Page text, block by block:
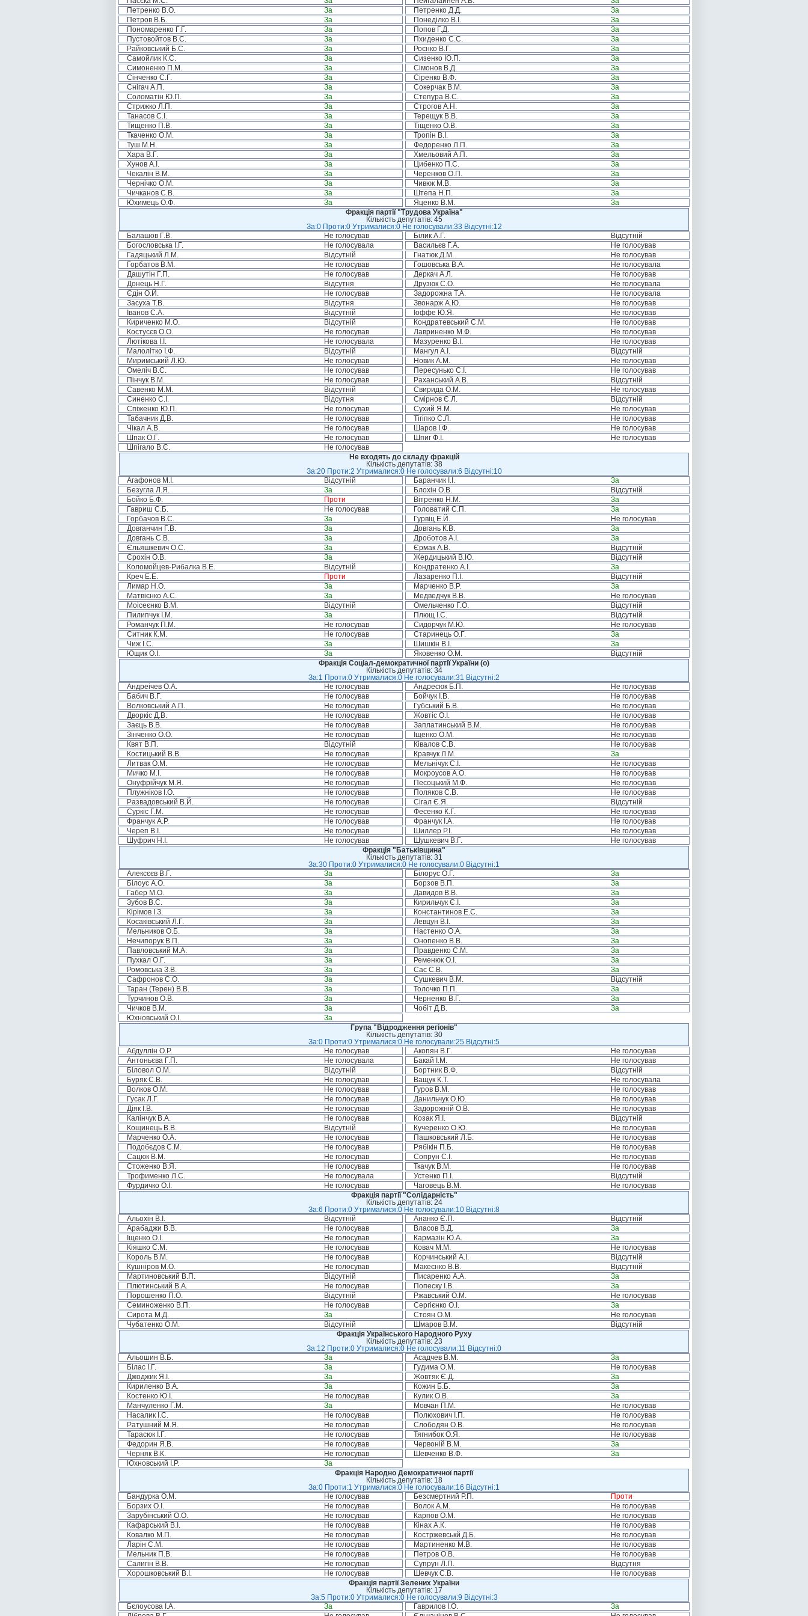
Петренко В.О.
За Петренко Д.Д.
За
Петров В.Б.
За Понеділко В.І.
За
Пономаренко Г.Г.
За Попов Г.Д.
За
Пустовойтов В.С.
За Пхиденко С.С.
За
Райковський Б.С.
За Роєнко В.Г.
За
Самойлик К.С.
За Сизенко Ю.П.
За
Симоненко П.М.
За Сімонов В.Д.
За
Сінченко С.Г.
За Сіренко В.Ф.
За
Снігач А.П.
За Сокерчак В.М.
За
Соломатін Ю.П.
За Степура В.С.
За
Стрижко Л.П.
За Строгов А.Н.
За
Танасов С.І.
За Терещук В.В.
За
Тищенко П.В.
За Тіщенко О.В.
За
Ткаченко О.М.
За Тропін В.І.
За
Туш М.Н.
За Федоренко Л.П.
За
Хара В.Г.
За Хмельовий А.П.
За
Хунов А.І.
За Цибенко П.С.
За
Чекалін В.М.
За Черенков О.П.
За
Чернічко О.М.
За Чивюк М.В.
За
Чичканов С.В.
За Штепа Н.П.
За
Юхимець О.Ф.
За Яценко В.М.
За
Фракція партії "Трудова Україна"
Кількість депутатів: 45
За:0 Проти:0 Утрималися:0 Не голосували:33 Відсутні:12
Балашов Г.В.
Не голосував Білик А.Г.
Відсутній
Богословська І.Г.
Не голосувала Васильєв Г.А.
Не голосував
Гадяцький Л.М.
Відсутній Гнатюк Д.М.
Не голосував
Горбатов В.М.
Не голосував Гошовська В.А.
Не голосувала
Дашутін Г.П.
Не голосував Деркач А.Л.
Не голосував
Донець Н.Г.
Відсутня Друзюк С.О.
Не голосувала
Єдін О.Й.
Не голосував Задорожна Т.А.
Не голосувала
Засуха Т.В.
Відсутня Звонарж А.Ю.
Не голосував
Іванов С.А.
Відсутній Іоффе Ю.Я.
Не голосував
Кириченко М.О.
Відсутній Кондратевський С.М.
Не голосував
Костусєв О.О.
Не голосував Лавриненко М.Ф.
Не голосував
Лютікова І.І.
Не голосувала Мазуренко В.І.
Не голосував
Малолітко І.Ф.
Відсутній Мангул А.І.
Відсутній
Миримський Л.Ю.
Не голосував Новик А.М.
Не голосував
Омеліч В.С.
Не голосував Пересунько С.І.
Не голосував
Пінчук В.М.
Не голосував Раханський А.В.
Відсутній
Савенко М.М.
Відсутній Свирида О.М.
Не голосував
Синенко С.І.
Відсутня Смірнов Є.Л.
Відсутній
Спіженко Ю.П.
Не голосував Сухий Я.М.
Не голосував
Табачник Д.В.
Не голосував Тігіпко С.Л.
Не голосував
Чікал А.В.
Не голосував Шаров І.Ф.
Не голосував
Шпак О.Г.
Не голосував Шпиг Ф.І.
Не голосував
Шпігало В.Є.
Не голосував
Не входять до складу фракцій
Кількість депутатів: 38
За:20 Проти:2 Утрималися:0 Не голосували:6 Відсутні:10
Агафонов М.І.
Відсутній Баранчик І.І.
За
Безугла Л.Я.
За Блохін О.В.
Відсутній
Бойко Б.Ф.
Проти Вітренко Н.М.
За
Гавриш С.Б.
Не голосував Головатий С.П.
За
Горбачов В.С.
За Гурвіц Е.Й.
Не голосував
Довганчин Г.В.
За Довгань К.В.
За
Довгань С.В.
За Дроботов А.І.
За
Єльяшкевич О.С.
За Єрмак А.В.
Відсутній
Єрохін О.В.
За Жердицький В.Ю.
Відсутній
Коломойцев-Рибалка В.Е.
Відсутній Кондратенко А.І.
За
Креч Е.Е.
Проти Лазаренко П.І.
Відсутній
Лимар Н.О.
За Марченко В.Р.
За
Матвієнко А.С.
За Медведчук В.В.
Не голосував
Моісеєнко В.М.
Відсутній Омельченко Г.О.
Відсутній
Пилипчук І.М.
За Плющ І.С.
Відсутній
Романчук П.М.
Не голосував Сидорчук М.Ю.
Не голосував
Ситник К.М.
Не голосував Старинець О.Г.
За
Чиж І.С.
За Шишкін В.І.
За
Ющик О.І.
За Яковенко О.М.
Відсутній
Фракція Соціал-демократичної партії України (о)
Кількість депутатів: 34
За:1 Проти:0 Утрималися:0 Не голосували:31 Відсутні:2
Андреічев О.А.
Не голосував Андресюк Б.П.
Не голосував
Бабич В.Г.
Не голосував Бойчук І.В.
Не голосував
Волковський А.П.
Не голосував Губський Б.В.
Не голосував
Дворкіс Д.В.
Не голосував Жовтіс О.І.
Не голосував
Заєць В.В.
Не голосував Заплатинський В.М.
Не голосував
Зінченко О.О.
Не голосував Іщенко О.М.
Не голосував
Квят В.П.
Відсутній Ківалов С.В.
Не голосував
Костицький В.В.
Не голосував Кравчук Л.М.
За
Литвак О.М.
Не голосував Мельнічук С.І.
Не голосував
Мичко М.І.
Не голосував Мокроусов А.О.
Не голосував
Онуфрійчук М.Я.
Не голосував Песоцький М.Ф.
Не голосував
Плужніков І.О.
Не голосував Поляков С.В.
Не голосував
Развадовський В.Й.
Не голосував Сігал Є.Я.
Відсутній
Суркіс Г.М.
Не голосував Фесенко К.Г.
Не голосував
Франчук А.Р.
Не голосував Франчук І.А.
Не голосував
Череп В.І.
Не голосував Шиллер Р.І.
Не голосував
Шуфрич Н.І.
Не голосував Шушкевич В.Г.
Не голосував
Фракція "Батьківщина"
Кількість депутатів: 31
За:30 Проти:0 Утрималися:0 Не голосували:0 Відсутні:1
Алексєєв В.Г.
За Білорус О.Г.
За
Білоус А.О.
За Борзов В.П.
За
Габер М.О.
За Давидов В.В.
За
Зубов В.С.
За Кирильчук Є.І.
За
Кірімов І.З.
За Константинов Е.С.
За
Косаківський Л.Г.
За Левцун В.І.
За
Мельников О.Б.
За Настенко О.А.
За
Нечипорук В.П.
За Онопенко В.В.
За
Павловський М.А.
За Правденко С.М.
За
Пухкал О.Г.
За Ременюк О.І.
За
Ромовська З.В.
За Сас С.В.
За
Сафронов С.О.
За Сушкевич В.М.
Відсутній
Таран (Терен) В.В.
За Толочко П.П.
За
Турчинов О.В.
За Черненко В.Г.
За
Чичков В.М.
За Чобіт Д.В.
За
Юхновський О.І.
За
Група "Відродження регіонів"
Кількість депутатів: 30
За:0 Проти:0 Утрималися:0 Не голосували:25 Відсутні:5
Абдуллін О.Р.
Не голосував Акопян В.Г.
Не голосував
Антоньєва Г.П.
Не голосувала Бакай І.М.
Не голосував
Біловол О.М.
Відсутній Бортник В.Ф.
Відсутній
Буряк С.В.
Не голосував Ващук К.Т.
Не голосувала
Волков О.М.
Не голосував Гуров В.М.
Не голосував
Гусак Л.Г.
Не голосував Данильчук О.Ю.
Не голосував
Діяк І.В.
Не голосував Задорожній О.В.
Не голосував
Калінчук В.А.
Не голосував Козак Я.І.
Відсутній
Кощинець В.В.
Відсутній Кучеренко О.Ю.
Не голосував
Марченко О.А.
Не голосував Пашковський Л.Б.
Не голосував
Подобєдов С.М.
Не голосував Рябікін П.Б.
Не голосував
Сацюк В.М.
Не голосував Сопрун С.І.
Не голосував
Стоженко В.Я.
Не голосував Ткачук В.М.
Не голосував
Трофименко Л.С.
Не голосувала Устенко П.І.
Відсутній
Фурдичко О.І.
Не голосував Чаговець В.М.
Не голосував
Фракція партії "Солідарність"
Кількість депутатів: 24
За:6 Проти:0 Утрималися:0 Не голосували:10 Відсутні:8
Альохін В.І.
Відсутній Ананко Є.П.
Відсутній
Арабаджи В.В.
Не голосував Власов В.Д.
За
Іщенко О.І.
Не голосував Кармазін Ю.А.
За
Кіяшко С.М.
Не голосував Ковач М.М.
Не голосував
Король В.М.
Не голосував Корчинський А.І.
Відсутній
Кушніров М.О.
Не голосував Макеєнко В.В.
Відсутній
Мартиновський В.П.
Відсутній Писаренко А.А.
За
Плютинський В.А.
Не голосував Попеску І.В.
За
Порошенко П.О.
Відсутній Ржавський О.М.
Не голосував
Семиноженко В.П.
Не голосував Сергієнко О.І.
За
Сирота М.Д.
За Стоян О.М.
Не голосував
Чубатенко О.М.
Відсутній Шмаров В.М.
Відсутній
Фракція Українського Народного Руху
Кількість депутатів: 23
За:12 Проти:0 Утрималися:0 Не голосували:11 Відсутні:0
Альошин В.Б.
За Асадчев В.М.
За
Білас І.Г.
За Гудима О.М.
Не голосував
Джоджик Я.І.
За Жовтяк Є.Д.
За
Кириленко В.А.
За Кожин Б.Б.
За
Костенко Ю.І.
Не голосував Кулик О.В.
За
Манчуленко Г.М.
За Мовчан П.М.
Не голосував
Насалик І.С.
Не голосував Полюхович І.П.
Не голосував
Ратушний М.Я.
Не голосував Слободян О.В.
Не голосував
Тарасюк І.Г.
Не голосував Тягнибок О.Я.
Не голосував
Федорин Я.В.
Не голосував Червоній В.М.
За
Черняк В.К.
Не голосував Шевченко В.Ф.
За
Юхновський І.Р.
За
Фракція Народно Демократичної партії
Кількість депутатів: 18
За:0 Проти:1 Утрималися:0 Не голосували:16 Відсутні:1
Бандурка О.М.
Не голосував Безсмертний Р.П.
Проти
Борзих О.І.
Не голосував Волок А.М.
Не голосував
Зарубінський О.О.
Не голосував Карпов О.М.
Не голосував
Кафарський В.І.
Не голосував Кінах А.К.
Не голосував
Ковалко М.П.
Не голосував Костржевськй Д.Б.
Не голосував
Ларін С.М.
Не голосував Мартиненко М.В.
Не голосував
Мельник П.В.
Не голосував Петров О.В.
Не голосував
Салигін В.В.
Не голосував Супрун Л.П.
Відсутня
Хорошковський В.І.
Не голосував Шевчук С.В.
Не голосував
Фракція партії Зелених України
Кількість депутатів: 17
За:5 Проти:0 Утрималися:0 Не голосували:9 Відсутні:3
Бєлоусова І.А.
За Гаврилов І.О.
За